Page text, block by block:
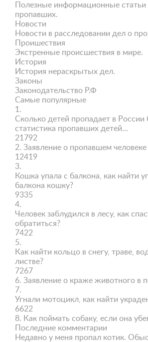
Полезные информационные статьи
пропавших.
Новости
Новости в расследовании дел о
Проишествия
Экстренные происшествия в мире.
История
История нераскрытых дел.
Законы
Законодательство Р.Ф
Самые популярные
1.
Сколько детей пропадает в России
статистика пропавших детей...
21792
2. Заявление о пропавшем
12419
3.
Кошка упала с балкона, как найти
балкона кошку?
9335
4.
Человек заблудился в лесу, как
обратиться?
7422
5.
Как найти кольцо в снегу, траве,
листве?
7267
6. Заявление о краже животного в
7.
Угнали мотоцикл, как найти
6622
8. Как поймать собаку, если она
Последние комментарии
Недавно у меня пропал котик.